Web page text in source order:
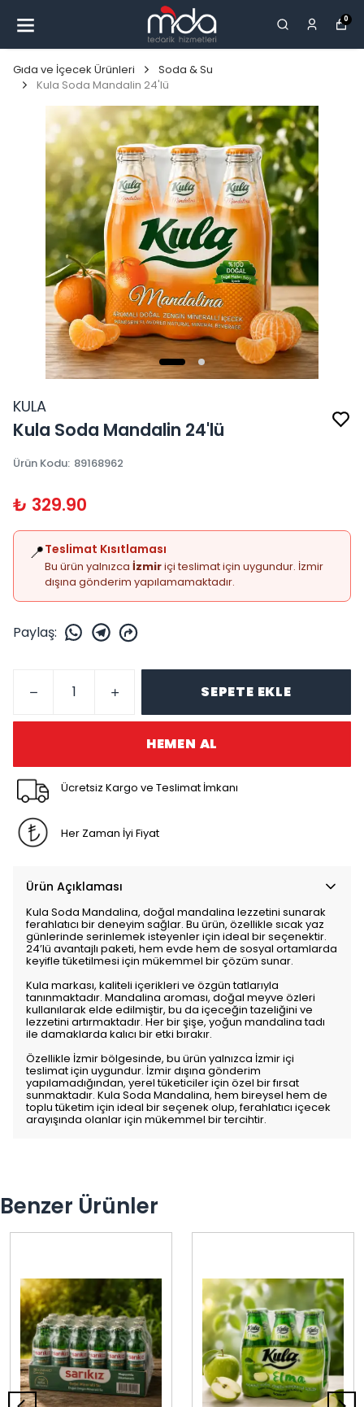
0
Gıda ve İçecek Ürünleri
Soda & Su
Kula Soda Mandalin 24'lü
KULA
Kula Soda Mandalin 24'lü
Ürün Kodu: 89168962
₺ 329.90
📍Teslimat Kısıtlaması
Bu ürün yalnızca İzmiriçi teslimat için uygundur. İzmir
dışına gönderim yapılamamaktadır.
Paylaş:
SEPETE EKLE
HEMEN AL
Ücretsiz Kargo ve Teslimat İmkanı
Her Zaman İyi Fiyat
Ürün Açıklaması
Kula Soda Mandalina, doğal mandalina lezzetini sunarak
ferahlatıcı bir deneyim sağlar. Bu ürün, özellikle sıcak yaz
günlerinde serinlemek isteyenler için ideal bir seçenektir.
24’lü avantajlı paketi, hem evde hem de sosyal ortamlarda
keyifle tüketilmesi için mükemmel bir çözüm sunar.
Kula markası, kaliteli içerikleri ve özgün tatlarıyla
tanınmaktadır. Mandalina aroması, doğal meyve özleri
kullanılarak elde edilmiştir, bu da içeceğin tazeliğini ve
lezzetini artırmaktadır. Her bir şişe, yoğun mandalina tadı
ile damaklarda kalıcı bir etki bırakır.
Özellikle İzmir bölgesinde, bu ürün yalnızca İzmir içi
teslimat için uygundur. İzmir dışına gönderim
yapılamadığından, yerel tüketiciler için özel bir fırsat
sunmaktadır. Kula Soda Mandalina, hem bireysel hem de
toplu tüketim için ideal bir seçenek olup, ferahlatıcı içecek
arayışında olanlar için mükemmel bir tercihtir.
Benzer Ürünler